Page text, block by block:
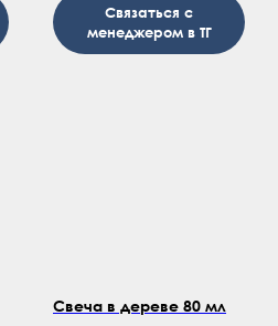
Связаться с
менеджером в ТГ
Свеча в дереве 80 мл